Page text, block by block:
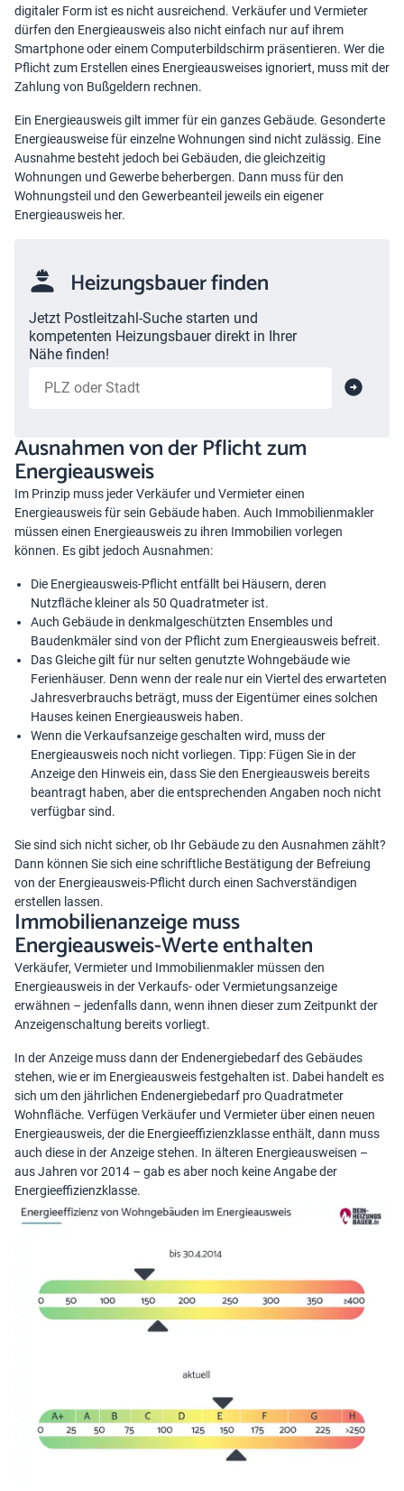
digitaler Form ist es nicht ausreichend. Verkäufer und Vermieter
dürfen den Energieausweis also nicht einfach nur auf ihrem
Smartphone oder einem Computerbildschirm präsentieren. Wer die
Pflicht zum Erstellen eines Energieausweises ignoriert, muss mit der
Zahlung von Bußgeldern rechnen.
Ein Energieausweis gilt immer für ein ganzes Gebäude. Gesonderte
Energieausweise für einzelne Wohnungen sind nicht zulässig. Eine
Ausnahme besteht jedoch bei Gebäuden, die gleichzeitig
Wohnungen und Gewerbe beherbergen. Dann muss für den
Wohnungsteil und den Gewerbeanteil jeweils ein eigener
Energieausweis her.
Heizungsbauer finden
Jetzt Postleitzahl-Suche starten und
kompetenten Heizungsbauer direkt in Ihrer
Nähe finden!
Ausnahmen von der Pflicht zum
Energieausweis
Im Prinzip muss jeder Verkäufer und Vermieter einen
Energieausweis für sein Gebäude haben. Auch Immobilienmakler
müssen einen Energieausweis zu ihren Immobilien vorlegen
können. Es gibt jedoch Ausnahmen:
Die Energieausweis-Pflicht entfällt bei Häusern, deren
Nutzfläche kleiner als 50 Quadratmeter ist.
Auch Gebäude in denkmalgeschützten Ensembles und
Baudenkmäler sind von der Pflicht zum Energieausweis befreit.
Das Gleiche gilt für nur selten genutzte Wohngebäude wie
Ferienhäuser. Denn wenn der reale nur ein Viertel des erwarteten
Jahresverbrauchs beträgt, muss der Eigentümer eines solchen
Hauses keinen Energieausweis haben.
Wenn die Verkaufsanzeige geschalten wird, muss der
Energieausweis noch nicht vorliegen. Tipp: Fügen Sie in der
Anzeige den Hinweis ein, dass Sie den Energieausweis bereits
beantragt haben, aber die entsprechenden Angaben noch nicht
verfügbar sind.
Sie sind sich nicht sicher, ob Ihr Gebäude zu den Ausnahmen zählt?
Dann können Sie sich eine schriftliche Bestätigung der Befreiung
von der Energieausweis-Pflicht durch einen Sachverständigen
erstellen lassen.
Immobilienanzeige muss
Energieausweis-Werte enthalten
Verkäufer, Vermieter und Immobilienmakler müssen den
Energieausweis in der Verkaufs- oder Vermietungsanzeige
erwähnen – jedenfalls dann, wenn ihnen dieser zum Zeitpunkt der
Anzeigenschaltung bereits vorliegt.
In der Anzeige muss dann der Endenergiebedarf des Gebäudes
stehen, wie er im Energieausweis festgehalten ist. Dabei handelt es
sich um den jährlichen Endenergiebedarf pro Quadratmeter
Wohnfläche. Verfügen Verkäufer und Vermieter über einen neuen
Energieausweis, der die Energieeffizienzklasse enthält, dann muss
auch diese in der Anzeige stehen. In älteren Energieausweisen –
aus Jahren vor 2014 – gab es aber noch keine Angabe der
Energieeffizienzklasse.